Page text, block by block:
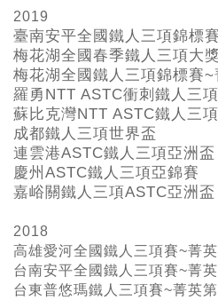
2019
臺南安平全國鐵人三項錦標
梅花湖全國春季鐵人三項大
梅花湖全國鐵人三項錦標賽~
羅勇NTT ASTC衝刺鐵人三
蘇比克灣NTT ASTC鐵人三
成都鐵人三項世界盃
連雲港ASTC鐵人三項亞洲盃
慶州ASTC鐵人三項亞錦賽
嘉峪關鐵人三項ASTC亞洲盃
2018
高雄愛河全國鐵人三項賽~菁
台南安平全國鐵人三項賽~菁
台東普悠瑪鐵人三項賽~菁英